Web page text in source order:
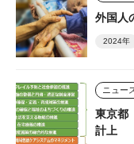
外国人
2024年
ニュー
東京都
計上